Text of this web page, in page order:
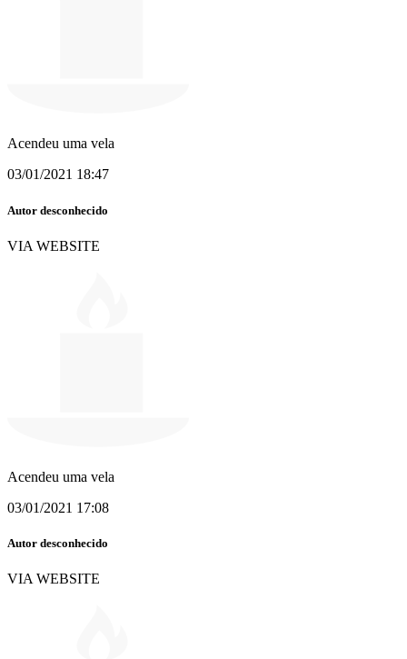
Acendeu uma vela
03/01/2021 18:47
Autor desconhecido
VIA WEBSITE
Acendeu uma vela
03/01/2021 17:08
Autor desconhecido
VIA WEBSITE